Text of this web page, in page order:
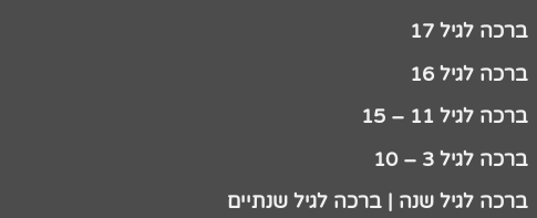
ברכה לגיל 17
ברכה לגיל 16
ברכה לגיל 11 – 15
ברכה לגיל 3 – 10
ברכה לגיל שנה | ברכה לגיל שנתיים